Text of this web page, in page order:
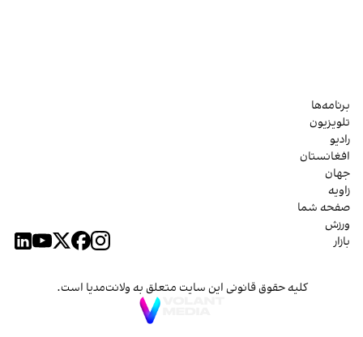
برنامه‌ها
تلویزیون
رادیو
افغانستان
جهان
زاویه
صفحه شما
ورزش
بازار
کلیه حقوق قانونی این سایت متعلق به ولانت‌مدیا است.